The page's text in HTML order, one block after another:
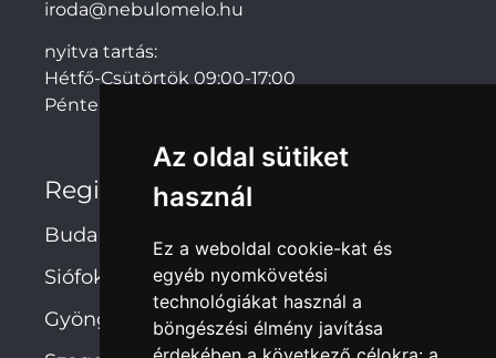
Az oldal sütiket
használ
Ez a weboldal cookie-kat és
egyéb nyomkövetési
technológiákat használ a
böngészési élmény javítása
iroda@nebulomelo.hu
nyitva tartás:
Hétfő-Csütörtök 09:00-17:00
Péntek: 09:00-14:00
Regionális irodák
Budapest
Siófok
Gyöngyös